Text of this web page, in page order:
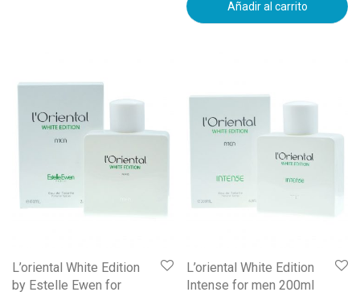
Añadir al carrito
L’oriental White Edition
by Estelle Ewen for
L’oriental White Edition
Intense for men 200ml